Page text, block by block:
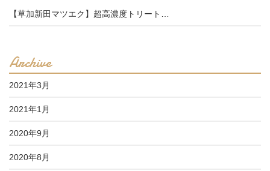
【草加新田マツエク】超高濃度トリート…
Archive
2021年3月
2021年1月
2020年9月
2020年8月